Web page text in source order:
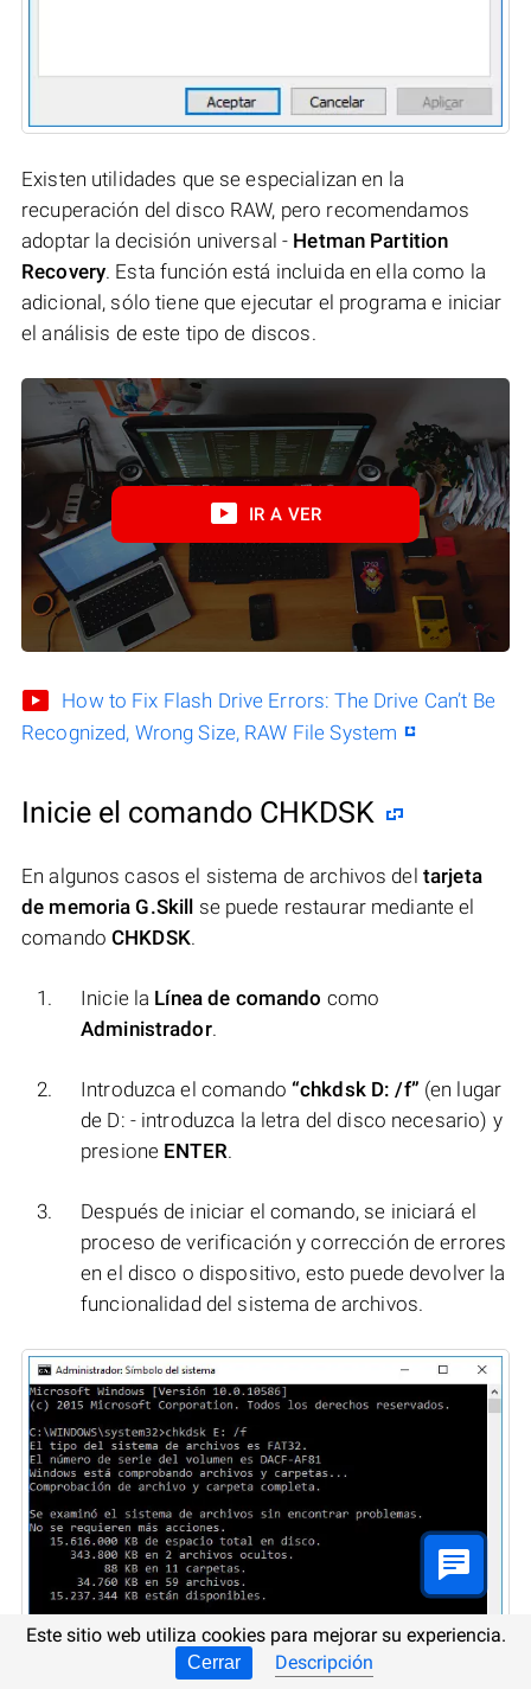
Existen utilidades que se especializan en la
recuperación del disco RAW, pero recomendamos
adoptar la decisión universal - Hetman Partition
Recovery. Esta función está incluida en ella como la
adicional, sólo tiene que ejecutar el programa e iniciar
el análisis de este tipo de discos.
IR A VER
How to Fix Flash Drive Errors: The Drive Can’t Be
Recognized, Wrong Size, RAW File System
Inicie el comando CHKDSK
En algunos casos el sistema de archivos del tarjeta
de memoria G.Skill se puede restaurar mediante el
comandoCHKDSK.
Inicie la Línea de comando como
Administrador.
Introduzca el comando “chkdsk D: /f” (en lugar
de D: - introduzca la letra del disco necesario) y
presione ENTER.
Después de iniciar el comando, se iniciará el
proceso de verificación y corrección de errores
en el disco o dispositivo, esto puede devolver la
funcionalidad del sistema de archivos.
Este sitio web utiliza cookies para mejorar su experiencia.
Cerrar Descripción